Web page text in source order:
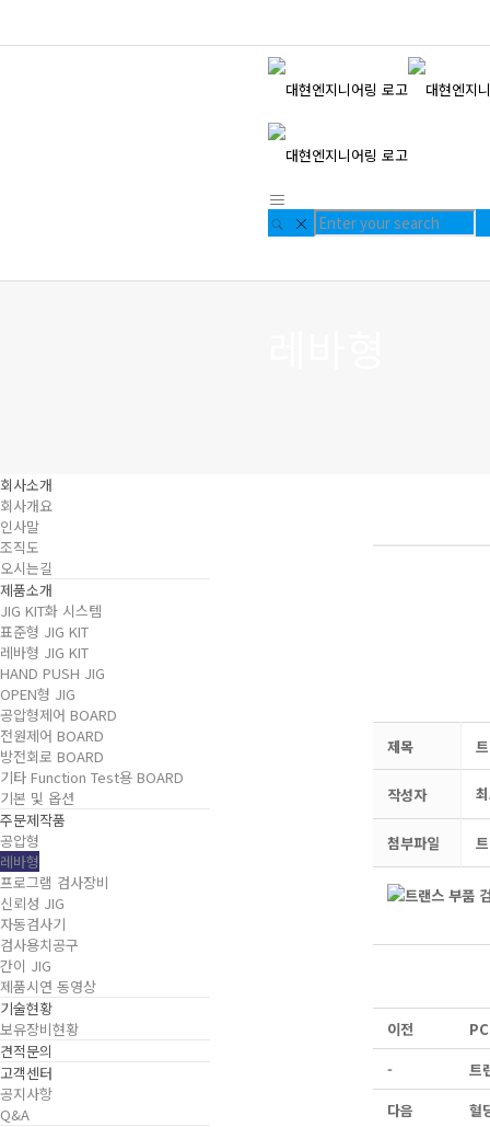
제목
작성자
첨부파일
이전
-
트
다음
혈
회사소개
회사개요
인사말
조직도
오시는길
제품소개
JIG KIT화 시스템
표준형 JIG KIT
레바형 JIG KIT
HAND PUSH JIG
OPEN형 JIG
공압형제어 BOARD
전원제어 BOARD
방전회로 BOARD
기타 Function Test용 BOARD
기본 및 옵션
주문제작품
공압형
레바형
프로그램 검사장비
신뢰성 JIG
자동검사기
검사용치공구
간이 JIG
제품시연 동영상
기술현황
보유장비현황
견적문의
고객센터
공지사항
Q&A